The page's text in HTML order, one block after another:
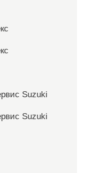
Suzuki
Suzuki